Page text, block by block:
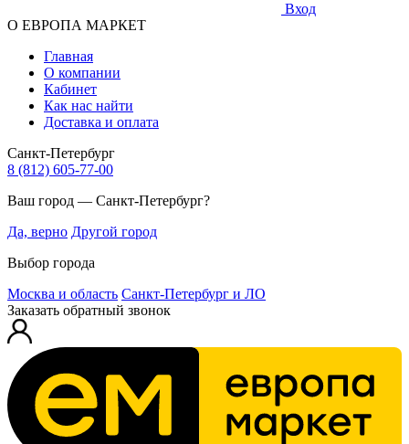
Вход
О ЕВРОПА МАРКЕТ
Главная
О компании
Кабинет
Как нас найти
Доставка и оплата
Санкт-Петербург
8 (812) 605-77-00
Ваш город — Санкт-Петербург?
Да, верно Другой город
Выбор города
Москва и область Санкт-Петербург и ЛО
Заказать обратный звонок